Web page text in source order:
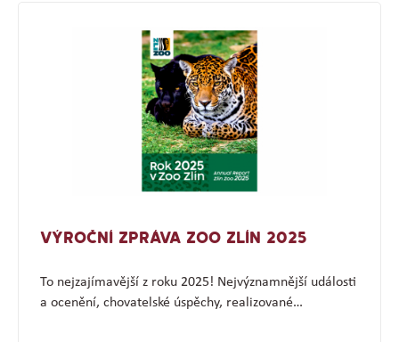
VÝROČNÍ ZPRÁVA ZOO ZLÍN 2025
To nejzajímavější z roku 2025! Nejvýznamnější události
a ocenění, chovatelské úspěchy, realizované…